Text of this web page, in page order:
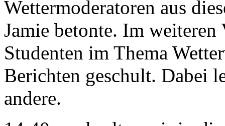
Wettermoderatoren aus
Jamie betonte. Im weiteren
Studenten im Thema
Berichten geschult. Dabei
andere.